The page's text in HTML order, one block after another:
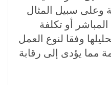
وعلى سبيل المثال
أو تكلفة
وفقا لنوع العمل
مما يؤدى إلى رقابة